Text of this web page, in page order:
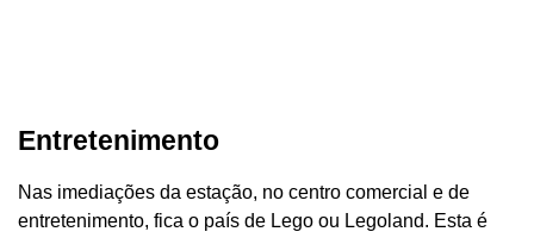
Entretenimento
Nas imediações da estação, no centro comercial e de
entretenimento, fica o país de Lego ou Legoland. Esta é